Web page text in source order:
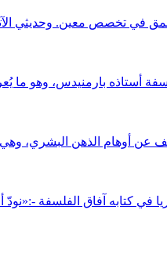
أستاذه بارمنيدس، وهو ما
كتابه آفاق الفلسفة -:«نودّ